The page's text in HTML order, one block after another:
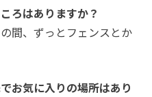
ろはありますか？
間、ずっとフェンスとか
お気に入りの場所はあり